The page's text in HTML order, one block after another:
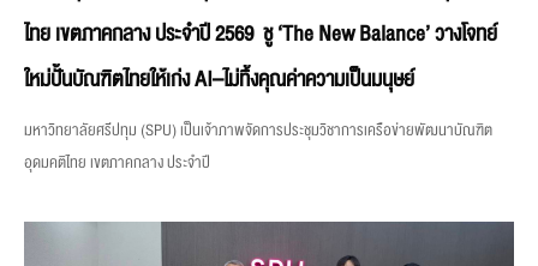
ไทย เขตภาคกลาง ประจำปี 2569 ชู ‘The New Balance’ วางโจทย์
ใหม่ปั้นบัณฑิตไทยให้เก่ง AI–ไม่ทิ้งคุณค่าความเป็นมนุษย์
มหาวิทยาลัยศรีปทุม (SPU) เป็นเจ้าภาพจัดการประชุมวิชาการเครือข่ายพัฒนาบัณฑิต
อุดมคติไทย เขตภาคกลาง ประจำปี